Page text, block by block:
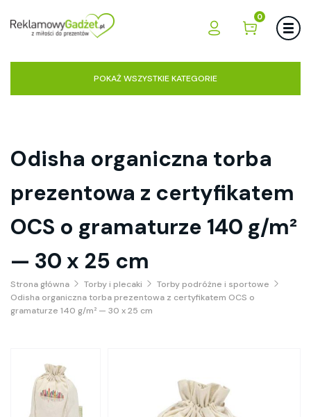
0
POKAŻ WSZYSTKIE KATEGORIE
Odisha organiczna torba
prezentowa z certyfikatem
OCS o gramaturze 140 g/m²
— 30 x 25 cm
Strona główna Torby i plecaki
Torby podróżne i sportowe
Odisha organiczna torba prezentowa z certyfikatem OCS o
gramaturze 140 g/m² — 30 x 25 cm